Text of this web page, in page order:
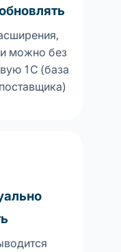
можно без
1С (база